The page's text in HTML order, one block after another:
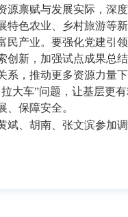
源禀赋与发展实际，深
特色农业、乡村旅游等
民产业。要强化党建引
创新，加强试点成果总
系，推动更多资源力量
大车”问题，让基层更
、保障安全。
、胡南、张文滨参加调